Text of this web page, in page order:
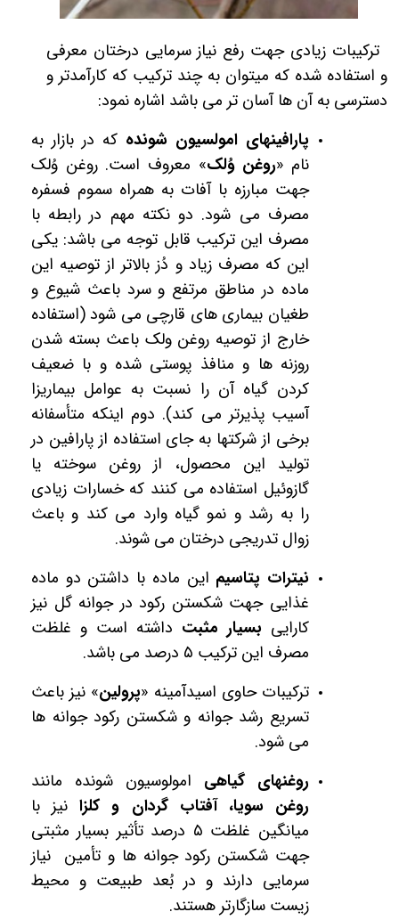
ترکیبات زیادی جهت رفع نیاز سرمایی درختان معرفی
و استفاده شده که می­توان به چند ترکیب که کارآمدتر و
دسترسی به آن ها آسان تر می باشد اشاره نمود:
پارافین­های امولسیون شونده که در بازار به
نام «روغن وُلک» معروف است. روغن وُلک
جهت مبارزه با آفات به همراه سموم فسفره
مصرف می شود. دو نکته مهم در رابطه با
مصرف این ترکیب قابل توجه می باشد: یکی
این که مصرف زیاد و دُز بالاتر از توصیه این
ماده در مناطق مرتفع و سرد باعث شیوع و
طغیان بیماری­ های قارچی می­ شود (استفاده
خارج از توصیه روغن ولک باعث بسته شدن
روزنه ها و منافذ پوستی شده و با ضعیف
کردن گیاه آن را نسبت به عوامل بیماریزا
آسیب پذیرتر می کند). دوم اینکه متأسفانه
برخی از شرکت­ها به جای استفاده از پارافین در
تولید این محصول، از روغن سوخته یا
گازوئیل استفاده می­ کنند که خسارات زیادی
را به رشد و نمو گیاه وارد می­ کند و باعث
زوال تدریجی درختان می ­شوند.
نیترات پتاسیم این ماده با داشتن دو ماده
غذایی جهت شکستن رکود در جوانه گل نیز
کارایی بسیار مثبت داشته است و غلظت
مصرف این ترکیب ۵ درصد می باشد.
ترکیبات حاوی اسیدآمینه «پرولین» نیز باعث
تسریع رشد جوانه و شکستن رکود جوانه ها
می­ شود.
روغن­های گیاهی امولوسیون شونده مانند
روغن سویا، آفتاب گردان و کلزانیز با
میانگین غلظت ۵ درصد تأثیر بسیار مثبتی
جهت شکستن رکود جوانه ­ها و تأمین نیاز
سرمایی دارند و در بُعد طبیعت و محیط
زیست سازگارتر هستند.